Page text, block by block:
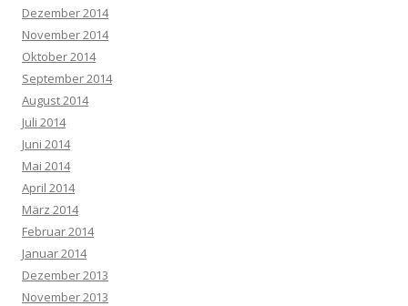
Dezember 2014
November 2014
Oktober 2014
September 2014
August 2014
Juli 2014
Juni 2014
Mai 2014
April 2014
März 2014
Februar 2014
Januar 2014
Dezember 2013
November 2013